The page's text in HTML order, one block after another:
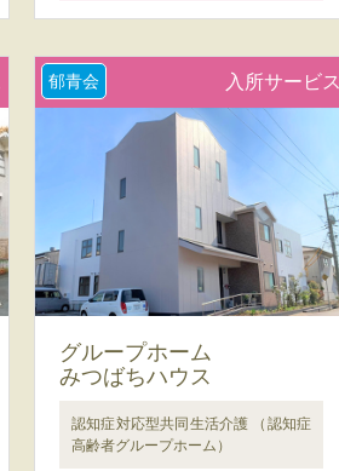
郁青会 入所サービス
グループホーム
みつばちハウス
認知症対応型共同生活介護 （認知症
高齢者グループホーム）